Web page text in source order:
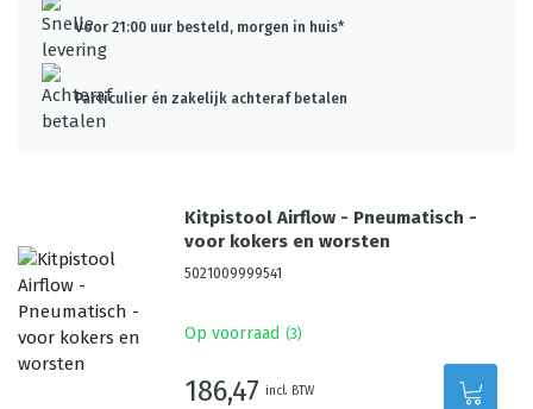
Voor 21:00 uur besteld, morgen in huis*
Particulier én zakelijk achteraf betalen
Kitpistool Airflow - Pneumatisch -
voor kokers en worsten
5021009999541
Op voorraad (3)
186,47 incl. BTW